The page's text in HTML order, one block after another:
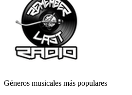
Géneros musicales más populares